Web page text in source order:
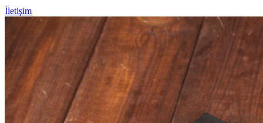
İletişim